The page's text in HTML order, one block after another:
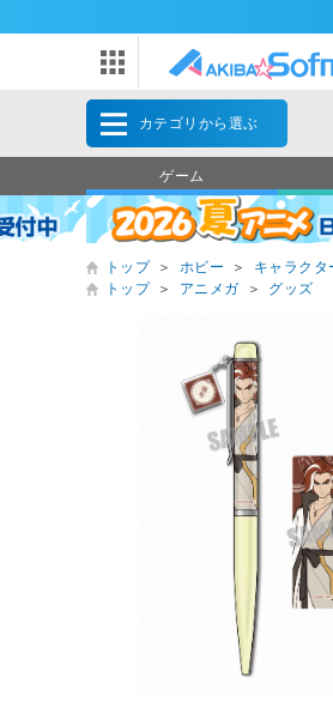
カテゴリから選ぶ
ゲーム
トップ ＞ ホビー ＞ キャラクタ
トップ
＞ アニメガ ＞ グッズ